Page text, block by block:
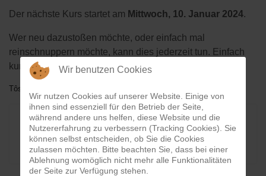
Der nächste Kurs startet am Mittwoch, 10. Januar 2024.
Wer neu dazustoßen möchte, oder einfach mal
reinschnuppern möchte, kann dies jederzeit tun. Einfach
kurz bei den Trainern melden und vorbeikommen!
TôsôX
News
Wir benutzen Cookies
Wir nutzen Cookies auf unserer Website. Einige von
ihnen sind essenziell für den Betrieb der Seite,
während andere uns helfen, diese Website und die
Nutzererfahrung zu verbessern (Tracking Cookies). Sie
können selbst entscheiden, ob Sie die Cookies
zulassen möchten. Bitte beachten Sie, dass bei einer
Ablehnung womöglich nicht mehr alle Funktionalitäten
der Seite zur Verfügung stehen.